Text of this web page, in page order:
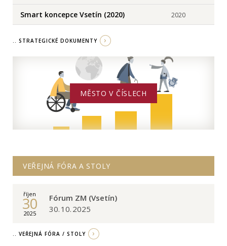
Smart koncepce Vsetín (2020) 2020
.. STRATEGICKÉ DOKUMENTY
MĚSTO V ČÍSLECH
VEŘEJNÁ FÓRA A STOLY
říjen
30
2025
Fórum ZM (Vsetín)
30. 10. 2025
.. VEŘEJNÁ FÓRA / STOLY